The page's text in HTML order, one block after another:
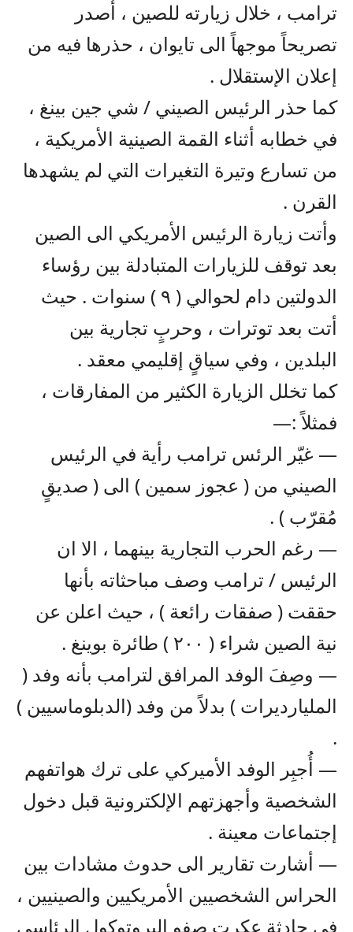
ترامب ، خلال زيارته للصين ، أصدر
تصريحاً موجهاً الى تايوان ، حذرها فيه من
إعلان الإستقلال .
كما حذر الرئيس الصيني / شي جين بينغ ،
في خطابه أثناء القمة الصينية الأمريكية ،
من تسارع وتيرة التغيرات التي لم يشهدها
القرن .
وأتت زيارة الرئيس الأمريكي الى الصين
بعد توقف للزيارات المتبادلة بين رؤساء
الدولتين دام لحوالي ( ٩ ) سنوات . حيث
أتت بعد توترات ، وحربٍ تجارية بين
البلدين ، وفي سياقٍ إقليمي معقد .
كما تخلل الزيارة الكثير من المفارقات ،
فمثلاً :—
— غيّر الرئس ترامب رأية في الرئيس
الصيني من ( عجوز سمين ) الى ( صديقٍ
مُقرّب ) .
— رغم الحرب التجارية بينهما ، الا ان
الرئيس / ترامب وصف مباحثاته بأنها
حققت ( صفقات رائعة ) ، حيث اعلن عن
نية الصين شراء ( ٢٠٠ ) طائرة بوينغ .
— وصِفَ الوفد المرافق لترامب بأنه وفد (
المليارديرات ) بدلاً من وفد (الدبلوماسيين )
.
— أُجبِر الوفد الأميركي على ترك هواتفهم
الشخصية وأجهزتهم الإلكترونية قبل دخول
إجتماعات معينة .
— أشارت تقارير الى حدوث مشادات بين
الحراس الشخصيين الأمريكيين والصينيين ،
في حادثة عكرت صفو البروتوكول الرئاسي